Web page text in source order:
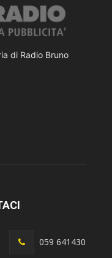
di Radio Bruno
059 641430